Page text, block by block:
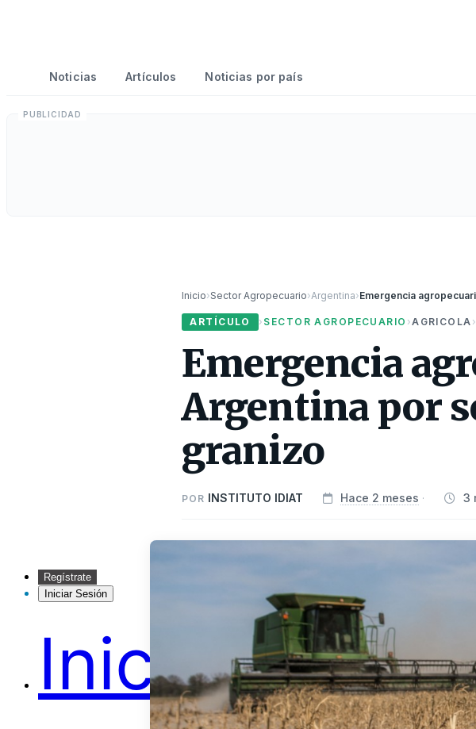
Regístrate
Iniciar Sesión
Inicio
Noticias Artículos Noticias por país
Inicio›Sector Agropecuario›Argentina›
ARTÍCULO › SECTOR AGROPECUARIO ›AGRICOLA
Emergencia
Argentina por
granizo
POR INSTITUTO IDIAT Hace 2 meses · 3